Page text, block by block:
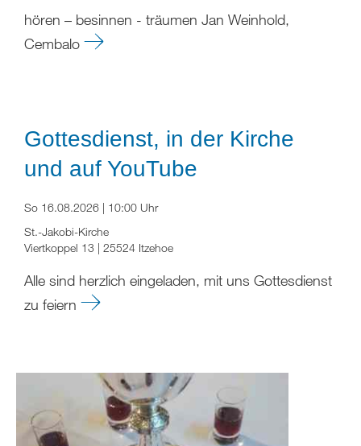
hören – besinnen - träumen Jan Weinhold,
Cembalo
Gottesdienst, in der Kirche
und auf YouTube
So 16.08.2026 | 10:00 Uhr
St.-Jakobi-Kirche
Viertkoppel 13 | 25524 Itzehoe
Alle sind herzlich eingeladen, mit uns Gottesdienst
zu feiern